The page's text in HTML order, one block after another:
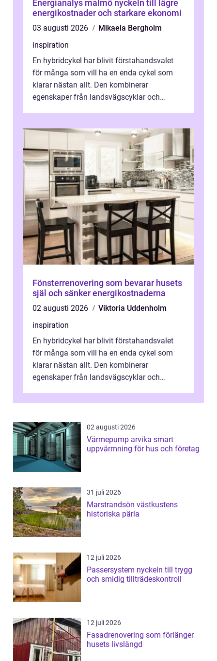
Energianalys malmö nyckeln till lägre
energikostnader och starkare ekonomi
03 augusti 2026
Mikaela Bergholm
inspiration
En hybridcykel har blivit förstahandsvalet
för många som vill ha en enda cykel som
klarar nästan allt. Den kombinerar
egenskaper från landsvägscyklar och
Fönsterrenovering som bevarar husets
själ och sänker energikostnaderna
02 augusti 2026
Viktoria Uddenholm
inspiration
En hybridcykel har blivit förstahandsvalet
för många som vill ha en enda cykel som
klarar nästan allt. Den kombinerar
egenskaper från landsvägscyklar och
02 augusti 2026
Värmepump arvika smart
uppvärmning för hus och företag
31 juli 2026
Marstrandsön västkustens
historiska pärla
12 juli 2026
Passersystem nyckeln till trygg
och smidig tillträdeskontroll
12 juli 2026
Fasadrenovering som förlänger
husets livslängd